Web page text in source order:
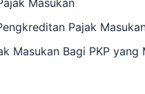
Masukan
Pajak
Masukan Bagi PKP